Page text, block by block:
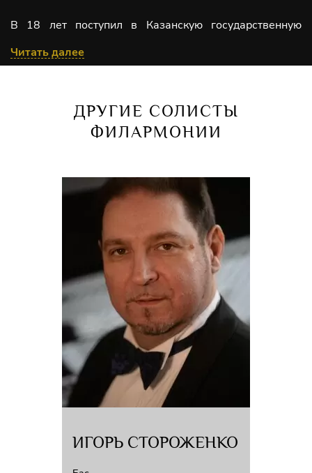
В 18 лет поступил в Казанскую государственную
обучение игре на органе в классе профессора,
клавесине. С отличием окончил Московскую
государственную консерваторию имени П. И.
консерватории..
Активно концертирует с 2020 года. Выступает в
различных городах России: Москва, Санкт-Петербург,
Кисловодск, Казань, Ярославль и др.
Является победителем международного конкурса
«Vivat, Музыка!» (номинация «орган», Москва, 2021
С 2023 года - солист-органист Северо-Кавказской
государственной филармонии им. В. И. Сафонова.
Читать далее
ДРУГИЕ СОЛИСТЫ
ФИЛАРМОНИИ
ИГОРЬ СТОРОЖЕНКО